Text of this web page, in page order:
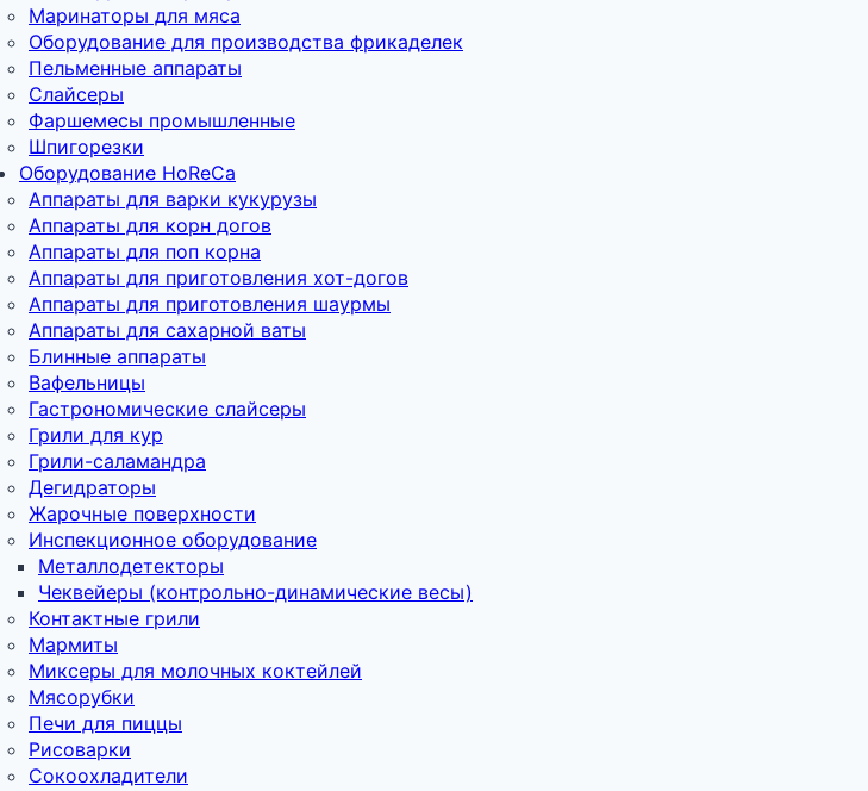
Маринаторы для мяса
Оборудование для производства фрикаделек
Пельменные аппараты
Слайсеры
Фаршемесы промышленные
Шпигорезки
Оборудование HoReCa
Аппараты для варки кукурузы
Аппараты для корн догов
Аппараты для поп корна
Аппараты для приготовления хот-догов
Аппараты для приготовления шаурмы
Аппараты для сахарной ваты
Блинные аппараты
Вафельницы
Гастрономические слайсеры
Грили для кур
Грили-саламандра
Дегидраторы
Жарочные поверхности
Инспекционное оборудование
Металлодетекторы
Чеквейеры (контрольно-динамические весы)
Контактные грили
Мармиты
Миксеры для молочных коктейлей
Мясорубки
Печи для пиццы
Рисоварки
Сокоохладители